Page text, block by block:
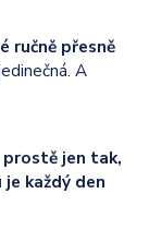
ručně přesně
A
prostě jen tak,
každý den